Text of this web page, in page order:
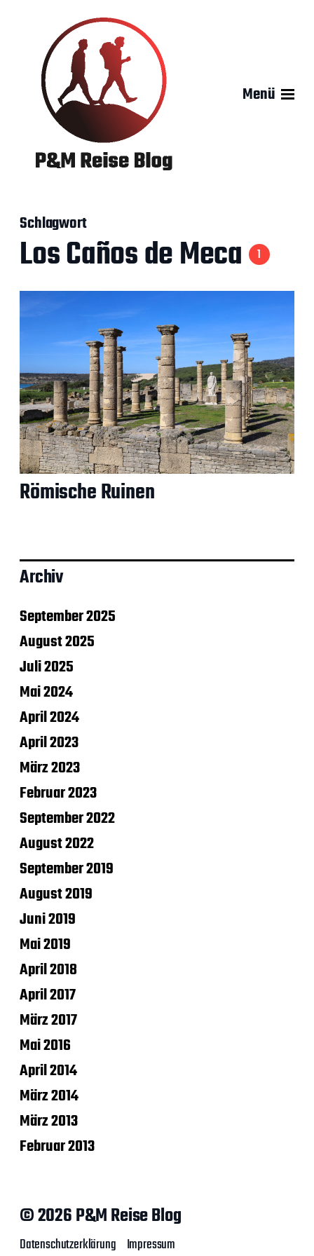
Menü
Schlagwort
Los Caños de Meca 1
Römische Ruinen
Archiv
September 2025
August 2025
Juli 2025
Mai 2024
April 2024
April 2023
März 2023
Februar 2023
September 2022
August 2022
September 2019
August 2019
Juni 2019
Mai 2019
April 2018
April 2017
März 2017
Mai 2016
April 2014
März 2014
März 2013
Februar 2013
© 2026 P&M Reise Blog
Datenschutzerklärung Impressum